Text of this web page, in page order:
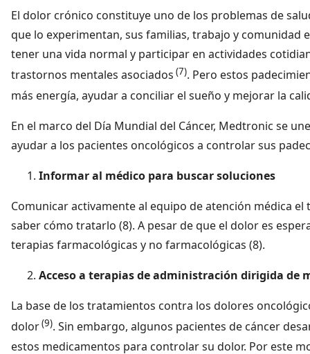
El dolor crónico constituye uno de los problemas de
que lo experimentan, sus familias, trabajo y comunidad
tener una vida normal y participar en actividades
trastornos mentales asociados (7). Pero estos
más energía, ayudar a conciliar el sueño y mejorar la
En el marco del Día Mundial del Cáncer, Medtronic se
ayudar a los pacientes oncológicos a controlar sus
Informar al médico para buscar soluciones
Comunicar activamente al equipo de atención médica
saber cómo tratarlo (8). A pesar de que el dolor es
terapias farmacológicas y no farmacológicas (8).
Acceso a terapias de administración dirigida de
La base de los tratamientos contra los dolores
dolor(9). Sin embargo, algunos pacientes de cáncer
estos medicamentos para controlar su dolor. Por este